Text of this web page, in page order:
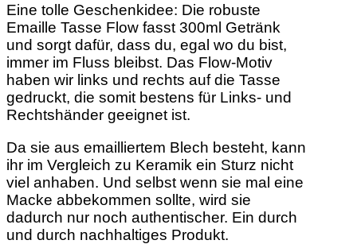
Eine tolle Geschenkidee: Die robuste
Emaille Tasse Flow fasst 300ml Getränk
und sorgt dafür, dass du, egal wo du bist,
immer im Fluss bleibst. Das Flow-Motiv
haben wir links und rechts auf die Tasse
gedruckt, die somit bestens für Links- und
Rechtshänder geeignet ist.
Da sie aus emailliertem Blech besteht, kann
ihr im Vergleich zu Keramik ein Sturz nicht
viel anhaben. Und selbst wenn sie mal eine
Macke abbekommen sollte, wird sie
dadurch nur noch authentischer. Ein durch
und durch nachhaltiges Produkt.